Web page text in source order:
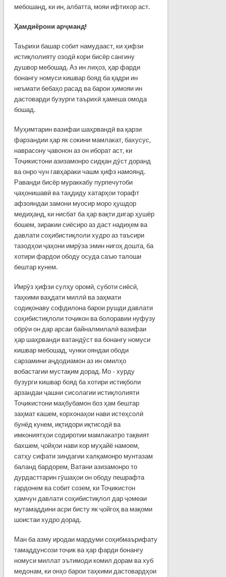
мебошанд, ки ин, албатта, мояи ифтихор аст.
Ҳамдиёрони арҷманд!
Таърихи башар собит намудааст, ки ҳифзи
истиқлолияту озодӣ кори бисёр сангину
душвор мебошад. Аз ин лиҳоз, ҳар фарди
бонангу номуси кишвар бояд ба қадри ин
неъмати бебаҳо расад ва барои ҳимояи ин
дастоварди бузурги таърихӣ ҳамеша омода
бошад.
Муҳимтарин вазифаи шаҳрвандӣ ва қарзи
фарзандии ҳар як сокини мамлакат, бахусус,
наврасону ҷавонон аз он иборат аст, ки
Тоҷикистони азизамонро сидқан дӯст доранд
ва онро чун гавҳараки чашм ҳифз намоянд.
Раванди бисёр мураккабу пурпечутоби
ҷаҳонишавӣ ва таҳдиду хатарҳои торафт
афзояндаи замони муосир моро ҳушдор
медиҳанд, ки нисбат ба ҳар вақти дигар ҳушёр
бошем, зиракии сиёсиро аз даст надиҳем ва
давлати соҳибистиқлоли худро аз таъсири
тазодҳои ҷаҳони имрӯза эмин нигоҳ дошта, ба
хотири фардои ободу осуда саъю талоши
бештар кунем.
Имрӯз ҳифзи сулҳу оромӣ, суботи сиёсӣ,
таҳкими ваҳдати миллӣ ва заҳмати
содиқонаву софдилона барои рушди давлати
соҳибистиқлоли тоҷикон ва болоравии нуфузу
обрӯи он дар арсаи байналмилалӣ вазифаи
ҳар шаҳрванди ватандӯст ва бонангу номуси
кишвар мебошад, чунки ояндаи ободи
сарзамини аҷдодиамон аз ин омилҳо
вобастагии мустақим дорад. Мо - хурду
бузурги кишвар бояд ба хотири истиқболи
арзандаи ҷашни сисолагии истиқлолияти
Тоҷикистони маҳбубамон боз ҳам бештар
заҳмат кашем, корхонаҳои нави истеҳсолӣ
бунёд кунем, иқтидори иқтисодӣ ва
имкониятҳои содиротии мамлакатро тақвият
бахшем, ҷойҳои нави кор муҳайё намоем,
сатҳу сифати зиндагии халқамонро мунтазам
баланд бардорем, Ватани азизамонро то
дурдасттарин гӯшаҳои он ободу пешрафта
гардонем ва собит созем, ки Тоҷикистон
ҳамчун давлати соҳибистиқлол дар ҷомеаи
мутамаддини асри бисту як ҷойгоҳ ва мақоми
шоистаи худро дорад.
Ман ба азму иродаи мардуми соҳибмаърифату
тамаддунсози тоҷик ва ҳар фарди бонангу
номуси миллат эътимоди комил дорам ва хуб
медонам, ки онҳо барои таҳкими дастовардҳои